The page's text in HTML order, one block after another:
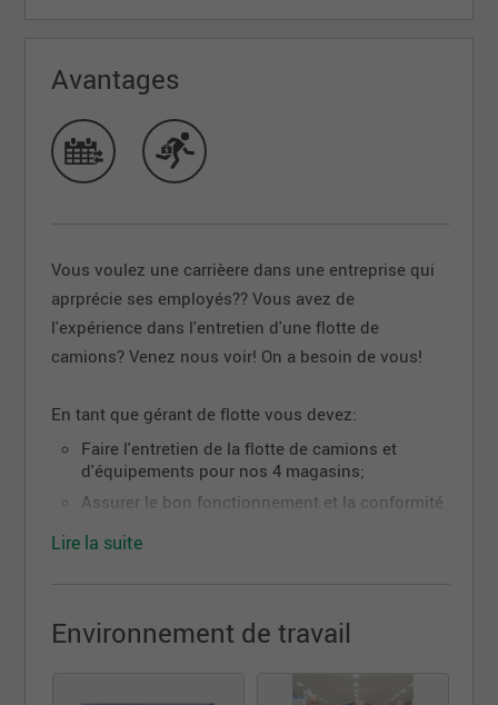
Avantages
Vous voulez une carrièere dans une entreprise qui
aprprécie ses employés?? Vous avez de
l'expérience dans l'entretien d'une flotte de
camions? Venez nous voir! On a besoin de vous!
En tant que gérant de flotte vous devez:
Faire l'entretien de la flotte de camions et
d'équipements pour nos 4 magasins;
Assurer le bon fonctionnement et la conformité
camions;
maintenance des bâtiments et des
Démontrer un sens d’autonomie et de
Lire la suite
Environnement de travail